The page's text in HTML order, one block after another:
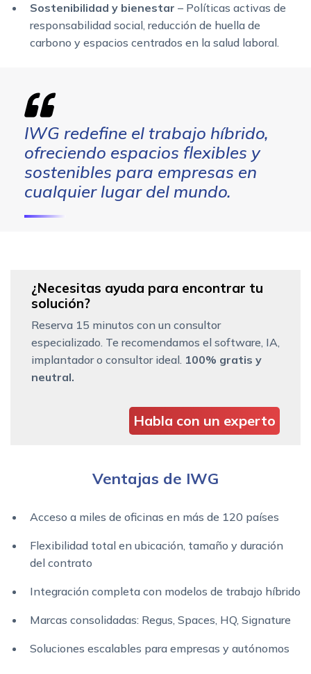
Sostenibilidad y bienestar – Políticas activas de
responsabilidad social, reducción de huella de
carbono y espacios centrados en la salud laboral.
IWG redefine el trabajo híbrido,
ofreciendo espacios flexibles y
sostenibles para empresas en
cualquier lugar del mundo.
¿Necesitas ayuda para encontrar tu
solución?
Reserva 15 minutos con un consultor
especializado. Te recomendamos el software, IA,
implantador o consultor ideal. 100% gratis y
neutral.
Habla con un experto
Ventajas de IWG
Acceso a miles de oficinas en más de 120 países
Flexibilidad total en ubicación, tamaño y duración
del contrato
Integración completa con modelos de trabajo híbrido
Marcas consolidadas: Regus, Spaces, HQ, Signature
Soluciones escalables para empresas y autónomos